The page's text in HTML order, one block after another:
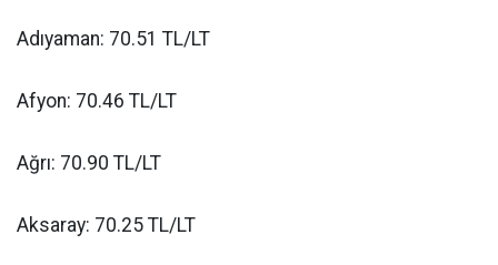
Adıyaman: 70.51 TL/LT
Afyon: 70.46 TL/LT
Ağrı: 70.90 TL/LT
Aksaray: 70.25 TL/LT